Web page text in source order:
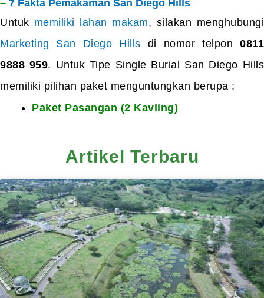
– 7 Fakta Pemakaman San Diego Hills
Untuk memiliki lahan makam, silakan menghubungi
Marketing San Diego Hills di nomor telpon0811
9888 959. Untuk Tipe Single Burial San Diego Hills
memiliki pilihan paket menguntungkan berupa :
Paket Pasangan (2 Kavling)
Artikel Terbaru